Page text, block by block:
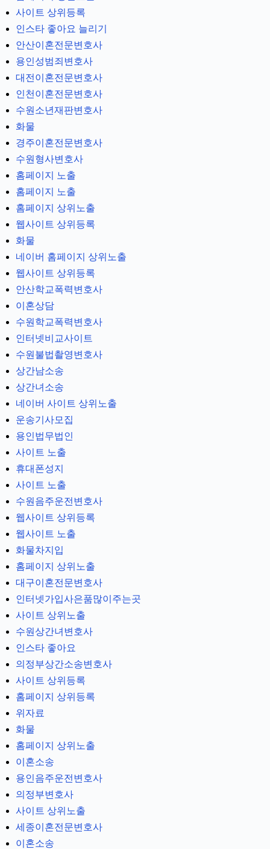
사이트 상위등록
인스타 좋아요 늘리기
안산이혼전문변호사
용인성범죄변호사
대전이혼전문변호사
인천이혼전문변호사
수원소년재판변호사
화물
경주이혼전문변호사
수원형사변호사
홈페이지 노출
홈페이지 노출
홈페이지 상위노출
웹사이트 상위등록
화물
네이버 홈페이지 상위노출
웹사이트 상위등록
안산학교폭력변호사
이혼상담
수원학교폭력변호사
인터넷비교사이트
수원불법촬영변호사
상간남소송
상간녀소송
네이버 사이트 상위노출
운송기사모집
용인법무법인
사이트 노출
휴대폰성지
사이트 노출
수원음주운전변호사
웹사이트 상위등록
웹사이트 노출
화물차지입
홈페이지 상위노출
대구이혼전문변호사
인터넷가입사은품많이주는곳
사이트 상위노출
수원상간녀변호사
인스타 좋아요
의정부상간소송변호사
사이트 상위등록
홈페이지 상위등록
위자료
화물
홈페이지 상위노출
이혼소송
용인음주운전변호사
의정부변호사
사이트 상위노출
세종이혼전문변호사
이혼소송